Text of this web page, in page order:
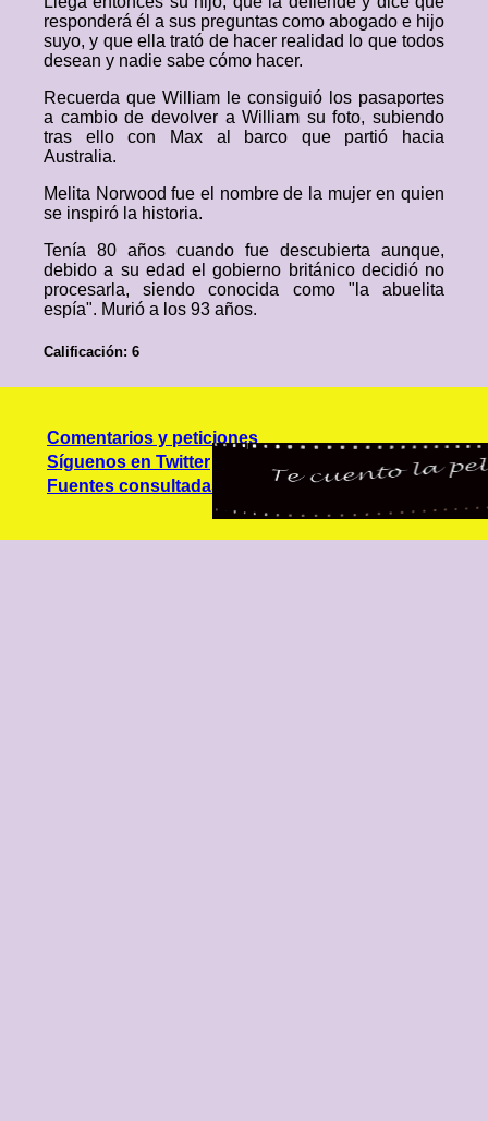
responderá él a sus preguntas como abogado e hijo
suyo, y que ella trató de hacer realidad lo que todos
desean y nadie sabe cómo hacer.
Recuerda que William le consiguió los pasaportes
a cambio de devolver a William su foto, subiendo
tras ello con Max al barco que partió hacia
Australia.
Melita Norwood fue el nombre de la mujer en quien
se inspiró la historia.
Tenía 80 años cuando fue descubierta aunque,
debido a su edad el gobierno británico decidió no
procesarla, siendo conocida como "la abuelita
espía". Murió a los 93 años.
Calificación: 6
Comentarios y peticiones
Síguenos en Twitter
Fuentes consultadas